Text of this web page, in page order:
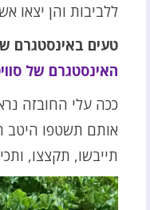
ללביבות והן יצאו
טעים באינסטגרם
האינסטגרם של
ככה עלי החובזה
אותם תשטפו היטב
תייבשו, תקצצו,